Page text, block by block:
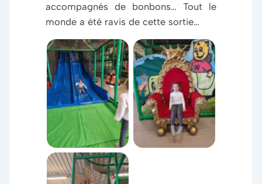
accompagnés de bonbons… Tout le
monde a été ravis de cette sortie…
Descente du
toboggan de
Womba
Une jolie
princesse